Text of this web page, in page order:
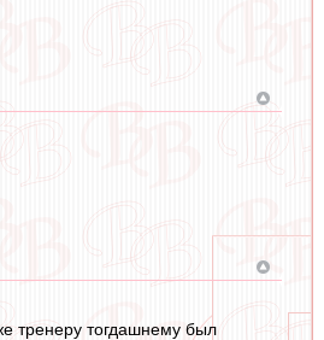
тренеру тогдашнему был